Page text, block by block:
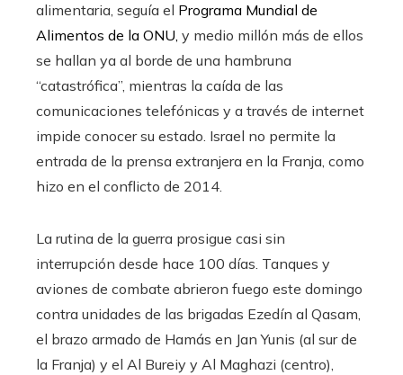
alimentaria, seguía el Programa Mundial de
Alimentos de la ONU, y medio millón más de ellos
se hallan ya al borde de una hambruna
“catastrófica”, mientras la caída de las
comunicaciones telefónicas y a través de internet
impide conocer su estado. Israel no permite la
entrada de la prensa extranjera en la Franja, como
hizo en el conflicto de 2014.
La rutina de la guerra prosigue casi sin
interrupción desde hace 100 días. Tanques y
aviones de combate abrieron fuego este domingo
contra unidades de las brigadas Ezedín al Qasam,
el brazo armado de Hamás en Jan Yunis (al sur de
la Franja) y el Al Bureiy y Al Maghazi (centro),